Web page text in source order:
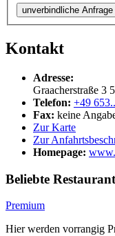
unverbindliche
Kontakt
Adresse:
Graacherstraße 3
Telefon: +49
Fax: keine
Zur Karte
Zur
Homepage:
Beliebte
Premium
Hier werden vorrangig